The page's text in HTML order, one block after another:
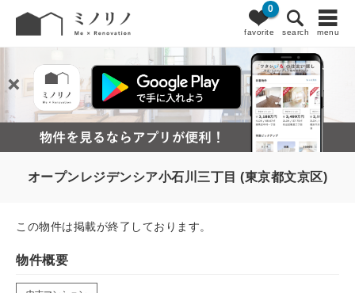
favorite
0
search menu
オープンレジデンシア小石川三丁目 (東京都文京区)
この物件は掲載が終了しております。
物件概要